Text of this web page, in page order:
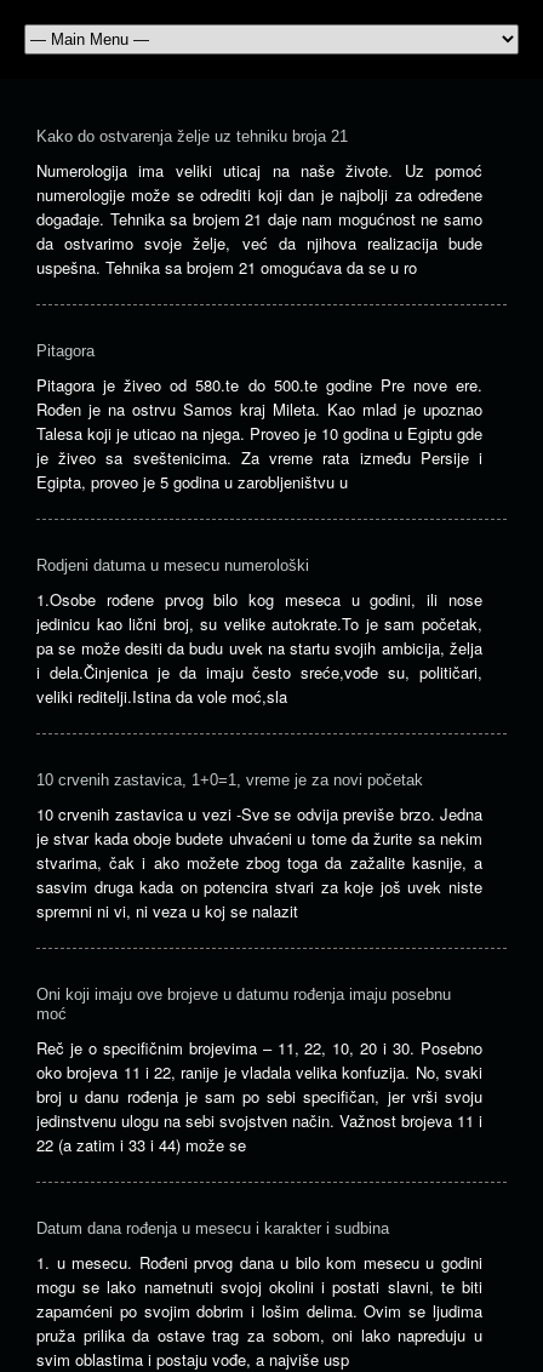
Kako do ostvarenja želje uz tehniku broja 21
Numerologija ima veliki uticaj na naše živote. Uz pomoć
numerologije može se odrediti koji dan je najbolji za određene
događaje. Tehnika sa brojem 21 daje nam mogućnost ne samo
da ostvarimo svoje želje, već da njihova realizacija bude
uspešna. Tehnika sa brojem 21 omogućava da se u ro
Pitagora
Pitagora je živeo od 580.te do 500.te godine Pre nove ere.
Rođen je na ostrvu Samos kraj Mileta. Kao mlad je upoznao
Talesa koji je uticao na njega. Proveo je 10 godina u Egiptu gde
je živeo sa sveštenicima. Za vreme rata između Persije i
Egipta, proveo je 5 godina u zarobljeništvu u
Rodjeni datuma u mesecu numerološki
1.Osobe rođene prvog bilo kog meseca u godini, ili nose
jedinicu kao lični broj, su velike autokrate.To je sam početak,
pa se može desiti da budu uvek na startu svojih ambicija, želja
i dela.Činjenica je da imaju često sreće,vođe su, političari,
veliki reditelji.Istina da vole moć,sla
10 crvenih zastavica, 1+0=1, vreme je za novi početak
10 crvenih zastavica u vezi -Sve se odvija previše brzo. Jedna
je stvar kada oboje budete uhvaćeni u tome da žurite sa nekim
stvarima, čak i ako možete zbog toga da zažalite kasnije, a
sasvim druga kada on potencira stvari za koje još uvek niste
spremni ni vi, ni veza u koj se nalazit
Oni koji imaju ove brojeve u datumu rođenja imaju posebnu
moć
Reč je o specifičnim brojevima – 11, 22, 10, 20 i 30. Posebno
oko brojeva 11 i 22, ranije je vladala velika konfuzija. No, svaki
broj u danu rođenja je sam po sebi specifičan, jer vrši svoju
jedinstvenu ulogu na sebi svojstven način. Važnost brojeva 11 i
22 (a zatim i 33 i 44) može se
Datum dana rođenja u mesecu i karakter i sudbina
1. u mesecu. Rođeni prvog dana u bilo kom mesecu u godini
mogu se lako nametnuti svojoj okolini i postati slavni, te biti
zapamćeni po svojim dobrim i lošim delima. Ovim se ljudima
pruža prilika da ostave trag za sobom, oni lako napreduju u
svim oblastima i postaju vođe, a najviše usp